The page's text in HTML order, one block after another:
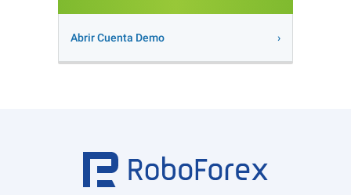
Abrir Cuenta Demo